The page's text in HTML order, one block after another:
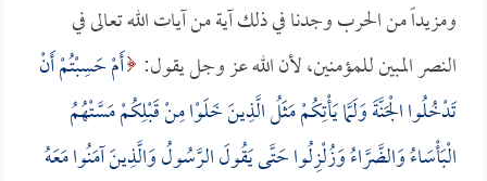
ومزيداً من الحرب وجدنا في ذلك آية من آيات الله تعالى في
النصر المبين للمؤمنين، لأن الله عز وجل يقول: أَمْ حَسِبْتُمْ أَنْ
تَدْخُلُوا الْجَنَّةَ وَلَمَّا يَأْتِكُمْ مَثَلُ الَّذِينَ خَلَوْا مِنْ قَبْلِكُمْ مَسَّتْهُمُ
الْبَأْسَاءُ وَالضَّرَّاءُ وَزُلْزِلُوا حَتَّى يَقُولَ الرَّسُولُ وَالَّذِينَ آمَنُوا مَعَهُ